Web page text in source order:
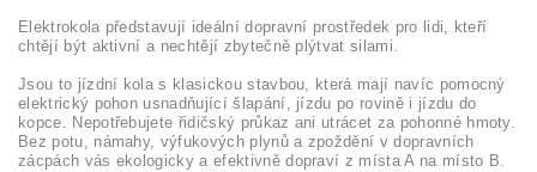
Elektrokola představují ideální dopravní prostředek pro lidi, kteří
chtějí být aktivní a nechtějí zbytečně plýtvat silami.
Jsou to jízdní kola s klasickou stavbou, která mají navíc pomocný
elektrický pohon usnadňující šlapání, jízdu po rovině i jízdu do
kopce. Nepotřebujete řidičský průkaz ani utrácet za pohonné hmoty.
Bez potu, námahy, výfukových plynů a zpoždění v dopravních
zácpách vás ekologicky a efektivně dopraví z místa A na místo B.